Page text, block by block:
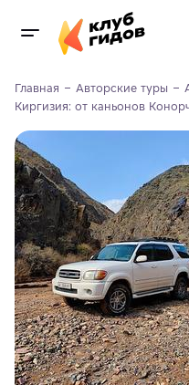
Главная Авторские туры
Киргизия: от каньонов